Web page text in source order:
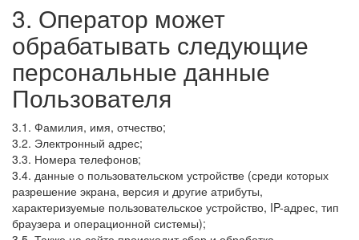
3. Оператор может
обрабатывать следующие
персональные данные
Пользователя
3.1. Фамилия, имя, отчество;
3.2. Электронный адрес;
3.3. Номера телефонов;
3.4. данные о пользовательском устройстве (среди которых
разрешение экрана, версия и другие атрибуты,
характеризуемые пользовательское устройство, IP-адрес, тип
браузера и операционной системы);